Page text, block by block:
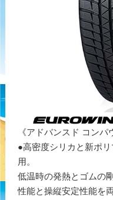
《アドバンスド コンパ
●高密度シリカと新ポ
用。
低温時の発熱とゴムの
性能と操縦安定性能を